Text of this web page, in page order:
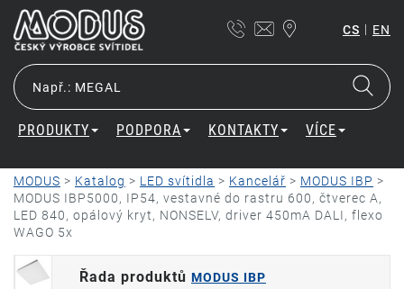
CS | EN
PRODUKTY PODPORA KONTAKTY VÍCE
MODUS > Katalog > LED svítidla > Kancelář > MODUS IBP >
MODUS IBP5000, IP54, vestavné do rastru 600, čtverec A,
LED 840, opálový kryt, NONSELV, driver 450mA DALI, flexo
WAGO 5x
Řada produktů MODUS IBP